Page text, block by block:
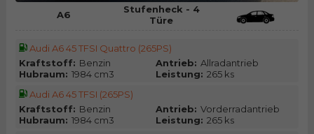
A6
Stufenheck - 4
Türe
Audi A6 45 TFSI Quattro (265PS)
Kraftstoff: Benzin Antrieb: Allradantrieb
Hubraum: 1984 cm3 Leistung: 265 ks
Audi A6 45 TFSI (265PS)
Kraftstoff: Benzin Antrieb: Vorderradantrieb
Hubraum: 1984 cm3 Leistung: 265 ks